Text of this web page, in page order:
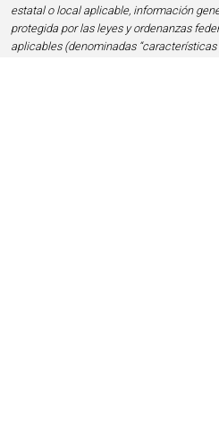
estatal o local aplicable, información
protegida por las leyes y ordenanzas
aplicables (denominadas “características